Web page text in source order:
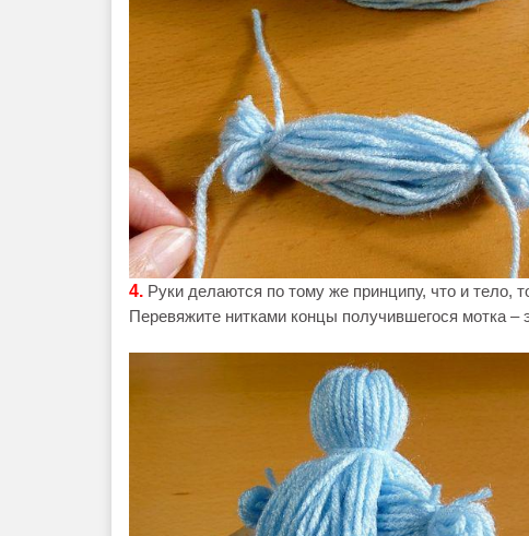
4. Руки делаются по тому же принципу, что и тело,
Перевяжите нитками концы получившегося мотка –